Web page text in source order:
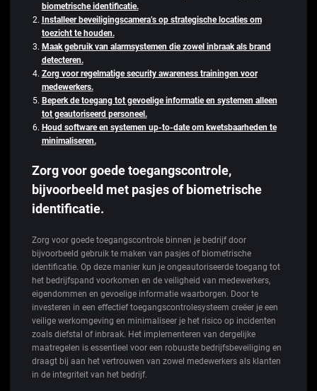
biometrische identificatie.
Installeer beveiligingscamera’s op strategische locaties om
toezicht te houden.
Maak gebruik van alarmsystemen die zowel inbraak als brand
detecteren.
Zorg voor regelmatige security awareness trainingen voor
medewerkers.
Beperk de toegang tot gevoelige informatie en systemen alleen
tot geautoriseerd personeel.
Houd software en systemen up-to-date om kwetsbaarheden te
minimaliseren.
Zorg voor goede toegangscontrole,
bijvoorbeeld met pasjes of biometrische
identificatie.
Zorg voor goede toegangscontrole binnen je bedrijf door
bijvoorbeeld gebruik te maken van pasjes of biometrische
identificatie. Op deze manier kun je ongeautoriseerde toegang tot
het bedrijfspand voorkomen en de veiligheid van medewerkers,
eigendommen en gevoelige informatie waarborgen. Door te
investeren in een effectief toegangscontrolesysteem creëer je een
veilige werkomgeving en minimaliseer je het risico op incidenten
zoals diefstal of inbraak. Het implementeren van dergelijke
maatregelen is essentieel voor een robuuste bedrijfsbeveiliging en
draagt bij aan het vertrouwen van zowel medewerkers als klanten
in de integriteit van het bedrijf.